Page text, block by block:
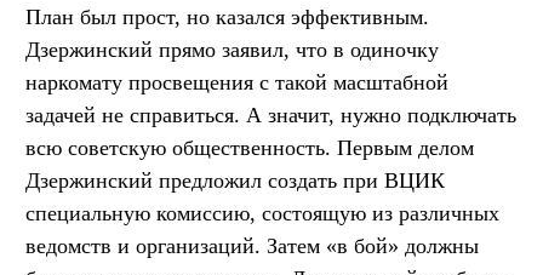
План был прост, но казался эффективным.
Дзержинский прямо заявил, что в одиночку
наркомату просвещения с такой масштабной
задачей не справиться. А значит, нужно подключать
всю советскую общественность. Первым делом
Дзержинский предложил создать при ВЦИК
специальную комиссию, состоящую из различных
ведомств и организаций. Затем «в бой» должны